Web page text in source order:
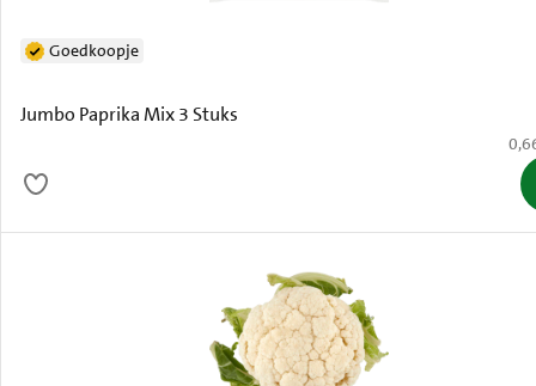
Jumbo Paprika Mix 3 Stuks
Goedkoopje
€